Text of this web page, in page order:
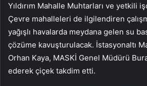
Yıldırım Mahalle Muhtarları ve yetkili
Çevre mahalleleri de ilgilendiren
yağışlı havalarda meydana gelen su
çözüme kavuşturulacak. İstasyonaltı
Orhan Kaya, MASKİ Genel Müdürü
ederek çiçek takdim etti.